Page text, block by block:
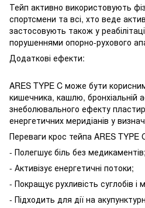
Тейп активно використовують
спортсмени та всі, хто веде
застосовують також у
порушеннями опорно-рухового
Додаткові ефекти:
ARES TYPE C може бути
кишечника, кашлю, бронхіальній
знеболювального ефекту
енергетичних меридіанів у
Переваги крос тейпа ARES TYPE
- Полегшує біль без медикаментів;
- Активізує енергетичні потоки;
- Покращує рухливість суглобів і
- Підходить для дії на